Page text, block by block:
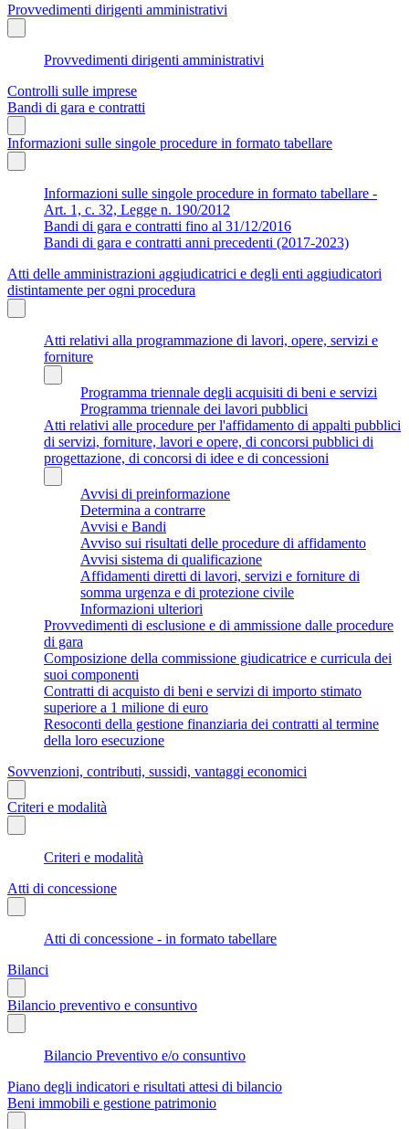
Provvedimenti dirigenti amministrativi
Provvedimenti dirigenti amministrativi
Controlli sulle imprese
Bandi di gara e contratti
Informazioni sulle singole procedure in formato tabellare
Informazioni sulle singole procedure in formato tabellare -
Art. 1, c. 32, Legge n. 190/2012
Bandi di gara e contratti fino al 31/12/2016
Bandi di gara e contratti anni precedenti (2017-2023)
Atti delle amministrazioni aggiudicatrici e degli enti aggiudicatori
distintamente per ogni procedura
Atti relativi alla programmazione di lavori, opere, servizi e
forniture
Programma triennale degli acquisiti di beni e servizi
Programma triennale dei lavori pubblici
Atti relativi alle procedure per l'affidamento di appalti pubblici
di servizi, forniture, lavori e opere, di concorsi pubblici di
progettazione, di concorsi di idee e di concessioni
Avvisi di preinformazione
Determina a contrarre
Avvisi e Bandi
Avviso sui risultati delle procedure di affidamento
Avvisi sistema di qualificazione
Affidamenti diretti di lavori, servizi e forniture di
somma urgenza e di protezione civile
Informazioni ulteriori
Provvedimenti di esclusione e di ammissione dalle procedure
di gara
Composizione della commissione giudicatrice e curricula dei
suoi componenti
Contratti di acquisto di beni e servizi di importo stimato
superiore a 1 milione di euro
Resoconti della gestione finanziaria dei contratti al termine
della loro esecuzione
Sovvenzioni, contributi, sussidi, vantaggi economici
Criteri e modalità
Criteri e modalità
Atti di concessione
Atti di concessione - in formato tabellare
Bilanci
Bilancio preventivo e consuntivo
Bilancio Preventivo e/o consuntivo
Piano degli indicatori e risultati attesi di bilancio
Beni immobili e gestione patrimonio